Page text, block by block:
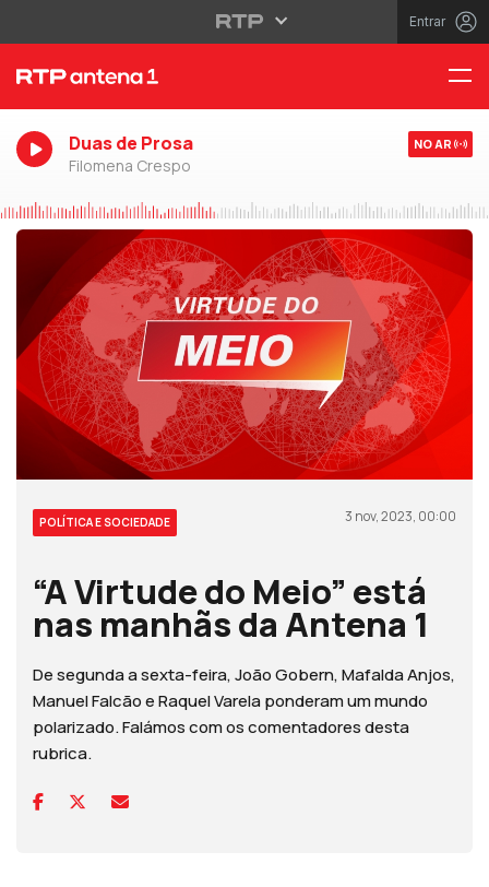
Entrar
Duas de Prosa
Filomena Crespo
NO AR
POLÍTICA E SOCIEDADE 3 nov, 2023, 00:00
“A Virtude do Meio” está
nas manhãs da Antena 1
De segunda a sexta-feira, João Gobern, Mafalda Anjos,
Manuel Falcão e Raquel Varela ponderam um mundo
polarizado. Falámos com os comentadores desta
rubrica.